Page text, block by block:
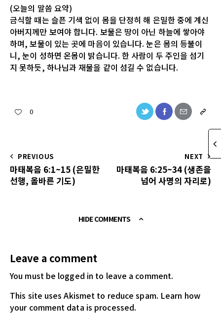
(오늘의 말씀 요약)
금식할 때는 슬픈 기색 없이 몸을 단정히 해 은밀한 중에 계신
아버지께만 보여야 합니다. 보물은 땅이 아닌 하늘에 쌓아야
하며, 보물이 있는 곳에 마음이 있습니다. 눈은 몸의 등불이
니, 눈이 성하면 온몸이 밝습니다. 한 사람이 두 주인을 섬기
지 못하듯, 하나님과 재물을 같이 섬길 수 없습니다.
0
PREVIOUS
마태복음 6:1~15 (은밀한
선행, 올바른 기도)
NEXT
마태복음 6:25~34 (생존을
넘어 사명의 자리로)
HIDE COMMENTS
Leave a comment
You must be logged in to leave a comment.
This site uses Akismet to reduce spam. Learn how
your comment data is processed.